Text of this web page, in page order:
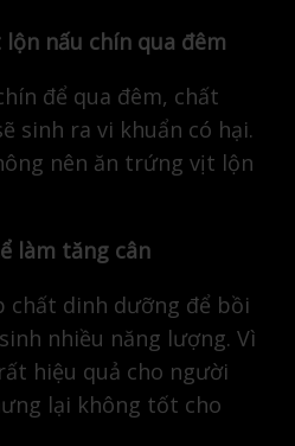
nấu chín qua đêm
để qua đêm, chất
sinh ra vi khuẩn có hại.
nên ăn trứng vịt lộn
làm tăng cân
chất dinh dưỡng để bồi
nhiều năng lượng. Vì
hiệu quả cho người
lại không tốt cho